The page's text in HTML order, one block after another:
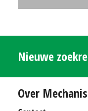
Nieuwe
Over